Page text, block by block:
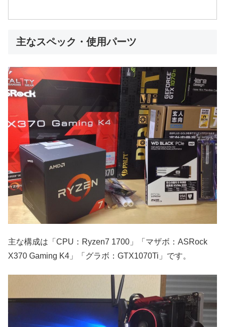
主なスペック・使用パーツ
主な構成は「CPU：Ryzen7 1700」「マザボ：ASRock
X370 Gaming K4」「グラボ：GTX1070Ti」です。